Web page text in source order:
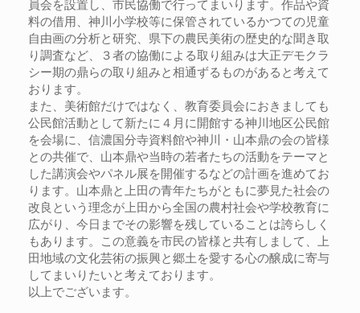
員会を設置し、市民協働で行ってまいります。作品や資
料の借用、神川小学校等に保管されているかつての児童
自由画の分析と研究、県下の農民美術の歴史的な聞き取
り調査など、３者の協働による取り組みは大正デモクラ
シー期の鼎らの取り組みと相通ずるものがあると考えて
おります。
また、美術館だけではなく、教育委員会におきましても
公民館活動として新たに４月に開館する神川地区公民館
を会場に、信濃国分寺資料館や神川・山本鼎の会の皆様
との共催で、山本鼎や当時の若者たちの活動をテーマと
した講演会やパネル展を開催するなどの計画を進めてお
ります。山本鼎と上田の青年たちがともに夢見た社会の
改良という理念が上田から全国の農村社会や学校教育に
広がり、今日までその影響を残していることは誇らしく
もあります。この意義を市民の皆様と共有しまして、上
田地域の文化芸術の振興と郷土を愛する心の醸成に寄与
してまいりたいと考えております。
以上でございます。